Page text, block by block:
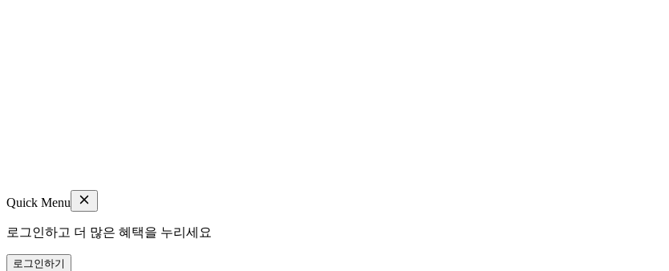
Quick Menu
로그인하고 더 많은 혜택을 누리세요
로그인하기